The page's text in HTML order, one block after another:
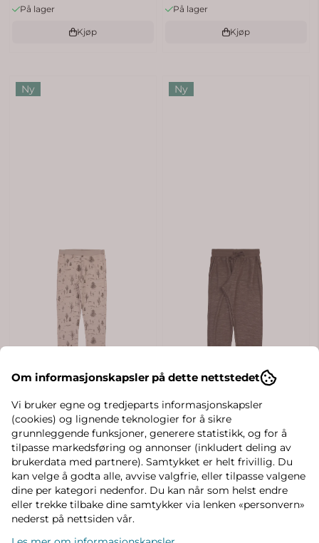
På lager
Kjøp
På lager
Kjøp
Ny Ny
Om informasjonskapsler på dette nettstedet
Vi bruker egne og tredjeparts informasjonskapsler
(cookies) og lignende teknologier for å sikre
grunnleggende funksjoner, generere statistikk, og for å
tilpasse markedsføring og annonser (inkludert deling av
brukerdata med partnere). Samtykket er helt frivillig. Du
kan velge å godta alle, avvise valgfrie, eller tilpasse valgene
dine per kategori nedenfor. Du kan når som helst endre
eller trekke tilbake dine samtykker via lenken «personvern»
nederst på nettsiden vår.